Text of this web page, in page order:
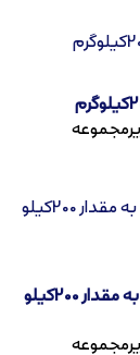
مناقصه عمومی رنگ زرد کینولئین نمره 10 (دای) به مقدار 200کیلو